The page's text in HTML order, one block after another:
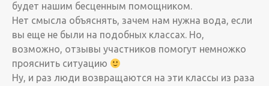
будет нашим бесценным помощником.
Нет смысла объяснять, зачем нам нужна вода, если
вы еще не были на подобных классах. Но,
возможно, отзывы участников помогут немножко
прояснить ситуацию
Ну, и раз люди возвращаются на эти классы из раза